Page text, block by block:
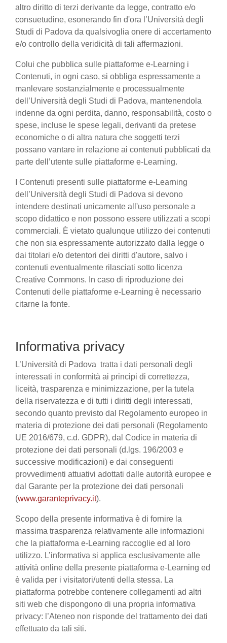
altro diritto di terzi derivante da legge, contratto e/o
consuetudine, esonerando fin d'ora l’Università degli
Studi di Padova da qualsivoglia onere di accertamento
e/o controllo della veridicità di tali affermazioni.
Colui che pubblica sulle piattaforme e-Learning i
Contenuti, in ogni caso, si obbliga espressamente a
manlevare sostanzialmente e processualmente
dell’Università degli Studi di Padova, mantenendola
indenne da ogni perdita, danno, responsabilità, costo o
spese, incluse le spese legali, derivanti da pretese
economiche o di altra natura che soggetti terzi
possano vantare in relazione ai contenuti pubblicati da
parte dell’utente sulle piattaforme e-Learning.
I Contenuti presenti sulle piattaforme e-Learning
dell’Università degli Studi di Padova si devono
intendere destinati unicamente all'uso personale a
scopo didattico e non possono essere utilizzati a scopi
commerciali. È vietato qualunque utilizzo dei contenuti
che non sia espressamente autorizzato dalla legge o
dai titolari e/o detentori dei diritti d'autore, salvo i
contenuti eventualmente rilasciati sotto licenza
Creative Commons. In caso di riproduzione dei
Contenuti delle piattaforme e-Learning è necessario
citarne la fonte.
Informativa privacy
L’Università di Padova tratta i dati personali degli
interessati in conformità ai principi di correttezza,
liceità, trasparenza e minimizzazione, per la tutela
della riservatezza e di tutti i diritti degli interessati,
secondo quanto previsto dal Regolamento europeo in
materia di protezione dei dati personali (Regolamento
UE 2016/679, c.d. GDPR), dal Codice in materia di
protezione dei dati personali (d.lgs. 196/2003 e
successive modificazioni) e dai conseguenti
provvedimenti attuativi adottati dalle autorità europee e
dal Garante per la protezione dei dati personali
(www.garanteprivacy.it).
Scopo della presente informativa è di fornire la
massima trasparenza relativamente alle informazioni
che la piattaforma e-Learning raccoglie ed al loro
utilizzo. L’informativa si applica esclusivamente alle
attività online della presente piattaforma e-Learning ed
è valida per i visitatori/utenti della stessa. La
piattaforma potrebbe contenere collegamenti ad altri
siti web che dispongono di una propria informativa
privacy: l’Ateneo non risponde del trattamento dei dati
effettuato da tali siti.